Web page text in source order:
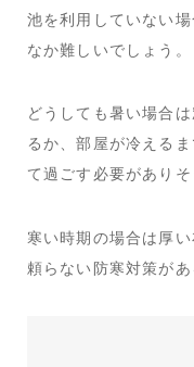
池を利用していない
なか難しいでしょう。
どうしても暑い場合
るか、部屋が冷える
て過ごす必要がありそ
寒い時期の場合は厚
頼らない防寒対策があ